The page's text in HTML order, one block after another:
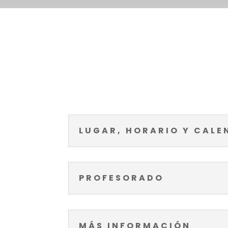
LUGAR, HORARIO Y
PROFESORADO
MÁS INFORMACIÓN